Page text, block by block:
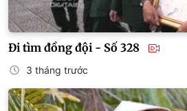
Đi tìm đồng đội - Số 328
3 tháng trước